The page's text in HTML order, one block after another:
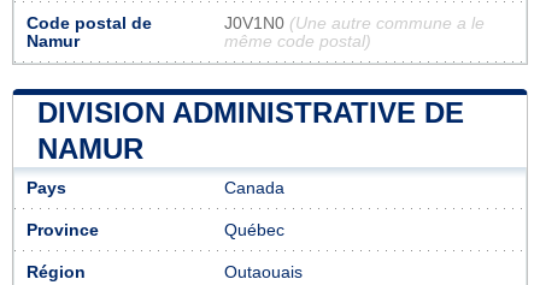
Code postal de
Namur
J0V1N0 (Une autre commune a le
même code postal)
DIVISION ADMINISTRATIVE DE
NAMUR
Pays Canada
Province Québec
Région Outaouais